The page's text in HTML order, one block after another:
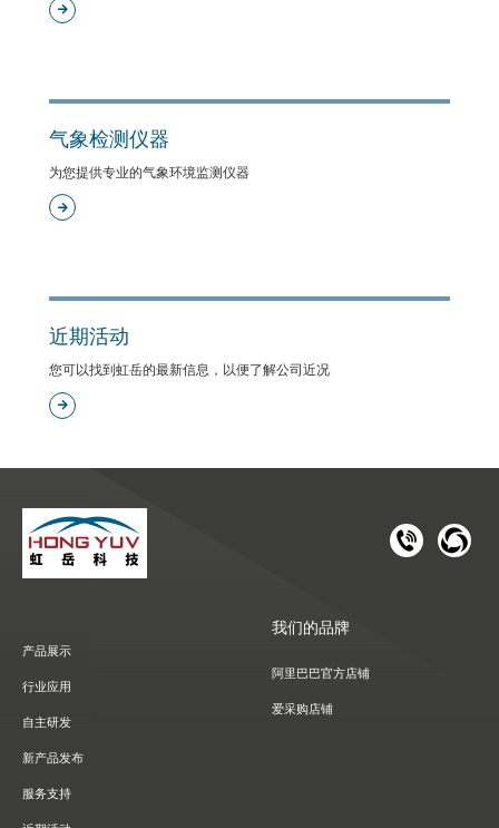
气象检测仪器
为您提供专业的气象环境监测仪器
近期活动
您可以找到虹岳的最新信息，以便了解公司近况
181 1126
028-
产品展示
行业应用
自主研发
新产品发布
服务支持
我们的品牌
阿里巴巴官方店铺
爱采购店铺